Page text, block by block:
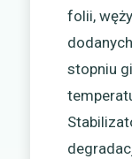
folii,
stopniu